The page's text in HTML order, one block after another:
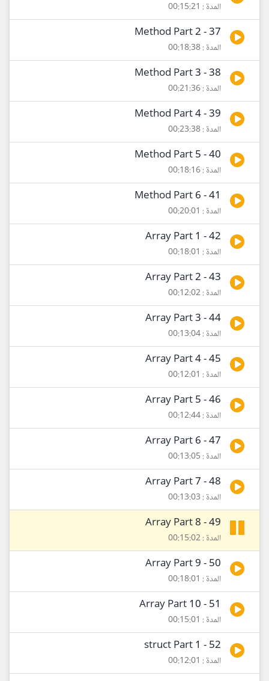
المدة : 00:15:21
37 - Method Part 2
المدة : 00:18:38
38 - Method Part 3
المدة : 00:21:36
39 - Method Part 4
المدة : 00:23:38
40 - Method Part 5
المدة : 00:18:16
41 - Method Part 6
المدة : 00:20:01
42 - Array Part 1
المدة : 00:18:01
43 - Array Part 2
المدة : 00:12:02
44 - Array Part 3
المدة : 00:13:04
45 - Array Part 4
المدة : 00:12:01
46 - Array Part 5
المدة : 00:12:44
47 - Array Part 6
المدة : 00:13:05
48 - Array Part 7
المدة : 00:13:03
49 - Array Part 8
المدة : 00:15:02
50 - Array Part 9
المدة : 00:18:01
51 - Array Part 10
المدة : 00:15:01
52 - struct Part 1
المدة : 00:12:01